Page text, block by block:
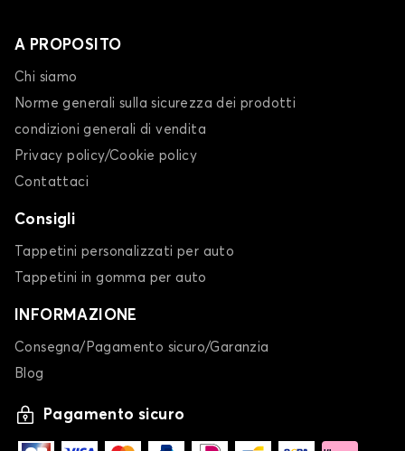
A PROPOSITO
Chi siamo
Norme generali sulla sicurezza dei prodotti
condizioni generali di vendita
Privacy policy/Cookie policy
Contattaci
Consigli
Tappetini personalizzati per auto
Tappetini in gomma per auto
INFORMAZIONE
Consegna/Pagamento sicuro/Garanzia
Blog
Pagamento sicuro